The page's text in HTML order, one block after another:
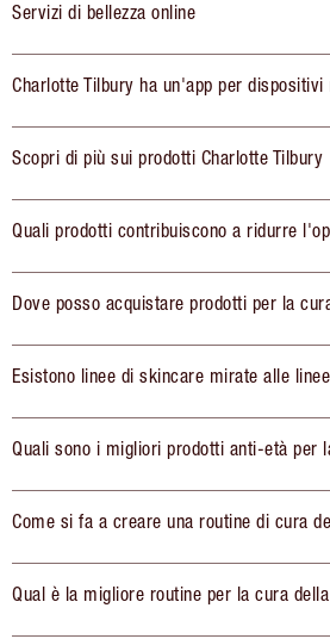
Servizi di bellezza online
Charlotte Tilbury ha un'app per dispositivi
Scopri di più sui prodotti Charlotte Tilbury
Quali prodotti contribuiscono a ridurre
Dove posso acquistare prodotti per la
Esistono linee di skincare mirate alle
Quali sono i migliori prodotti anti-età per
Come si fa a creare una routine di cura
Qual è la migliore routine per la cura